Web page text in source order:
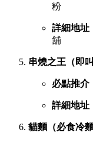
粉
詳細地址
舖
串燒之王（即
必點推介
詳細地址
貓麵（必食冷